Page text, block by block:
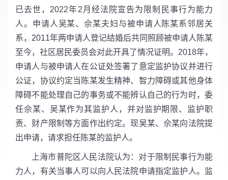
已去世，2022年2月经法院宣告为限制民事行为能力
人。申请人吴某、佘某夫妇与被申请人陈某系邻居关
系，2011年两申请人登记结婚后共同照顾被申请人陈某
至今，社区居民委员会对此开具了情况证明。2018年，
申请人与被申请人在公证处签署了意定监护协议并进行
公证，协议约定当陈某发生精神、智力障碍或其他身体
障碍不能处理自己的事务或不能辨认自己的行为时，委
任佘某、吴某作为其监护人，并对监护期限、监护职
责、财产限制等方面作出约定。现吴某、佘某向法院提
出申请，请求担任陈某的监护人。
上海市普陀区人民法院认为：对于限制民事行为能
力人，有关当事人可以向人民法院申请指定监护人。监